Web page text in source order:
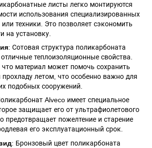
листы легко монтируются
использования специализированных
или техники. Это позволяет сэкономить
на установку.
: Сотовая структура поликарбоната
теплоизоляционные свойства.
что материал может помочь сохранить
прохладу летом, что особенно важно для
подобных сооружений.
Alveco имеет специальное
защищает его от ультрафиолетового
предотвращает пожелтение и старение
его эксплуатационный срок.
: Бронзовый цвет поликарбоната